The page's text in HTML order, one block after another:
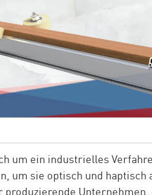
um ein industrielles
um sie optisch und haptisch